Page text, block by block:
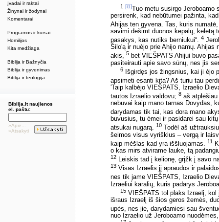
Įvadai ir raktai
Žinynai ir žodynai
Komentarai
Programos ir kursai
Homilijos
Kita medžiaga
Biblija ir Bažnyčia
Biblija ir gyvenimas
Biblija ir teologija
Biblija.lt naujienos
el. paštu:
»Apie...
»Atsakyti
1 [i1]Tuo metu susirgo Jeroboamo
persirenk, kad nebūtumei pažinta,
Ahijas ten gyvena. Tas, kuris
savimi dešimt duonos kepalų, keletą
pasakys, kas nutiks berniukui“. 4
Šilo'ą ir nuėjo prie Ahijo namų.
akis, 5 bet VIEŠPATS Ahijui buvo
pasiteirauti apie savo sūnų, nes jis
6 Išgirdęs jos žingsnius, kai ji ėjo
apsimeti esanti kita? Aš turiu tau
'Taip kalbėjo VIEŠPATS, Izraelio
tautos Izraelio valdovu; 8 aš
nebuvai kaip mano tarnas Dovydas,
darydamas tik tai, kas dora mano
buvusius, tu ėmei ir pasidarei sau
atsukai nugarą. 10 Todėl aš
šeimos visus vyriškius – vergą ir
kaip mėšlas kad yra iššluojamas. 11
o kas mirs atvirame lauke, tą
12 Leiskis tad į kelionę, grįžk į savo
13 Visas Izraelis jį apraudos ir
nes tik jame VIEŠPATS, Izraelio
Izraeliui karalių, kuris padarys
15 VIEŠPATS tol plaks Izraelį,
išraus Izraelį iš šios geros žemės,
upės, nes jie, darydamiesi sau
nuo Izraelio už Jeroboamo